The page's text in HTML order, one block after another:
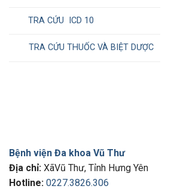
TRA CỨU ICD 10
TRA CỨU THUỐC VÀ BIỆT DƯỢC
Bệnh viện Đa khoa Vũ Thư
Địa chỉ: XãVũ Thư, Tỉnh Hưng Yên
Hotline: 0227.3826.306